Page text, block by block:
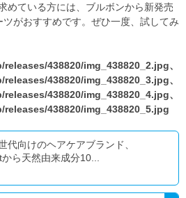
めている方には、ブルボンから新発売
がおすすめです。ぜひ一度、試してみ
438820/img_438820_2.jpg、
438820/img_438820_3.jpg、
438820/img_438820_4.jpg、
438820/img_438820_5.jpg
代向けのヘアケアブランド、
ら天然由来成分10...